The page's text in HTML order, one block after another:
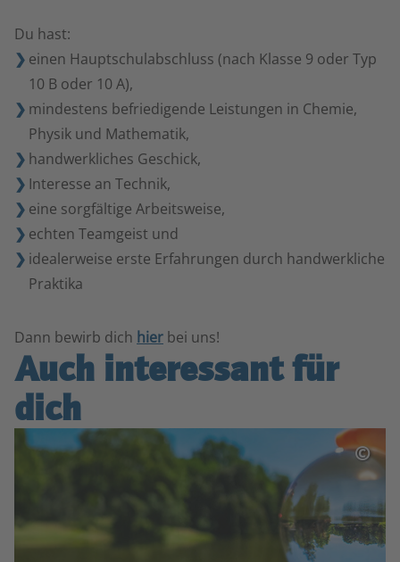
Du hast:
einen Hauptschulabschluss (nach Klasse 9 oder Typ
10 B oder 10 A),
mindestens befriedigende Leistungen in Chemie,
Physik und Mathematik,
handwerkliches Geschick,
Interesse an Technik,
eine sorgfältige Arbeitsweise,
echten Teamgeist und
idealerweise erste Erfahrungen durch handwerkliche
Praktika
Dann bewirb dich hier bei uns!
Auch interessant für
dich
©